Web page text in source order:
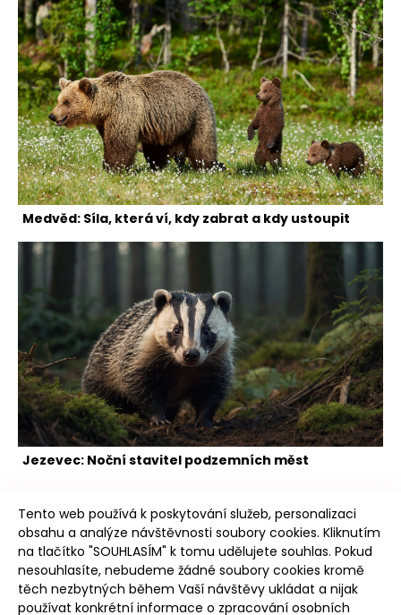
Medvěd: Síla, která ví, kdy zabrat a kdy ustoupit
Jezevec: Noční stavitel podzemních měst
Intro
Tento web používá k poskytování služeb, personalizaci
obsahu a analýze návštěvnosti soubory cookies. Kliknutím
na tlačítko "SOUHLASÍM" k tomu udělujete souhlas. Pokud
nesouhlasíte, nebudeme žádné soubory cookies kromě
těch nezbytných během Vaší návštěvy ukládat a nijak
používat konkrétní informace o zpracování osobních